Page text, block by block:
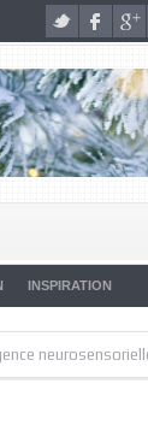
INSPIRATION
»